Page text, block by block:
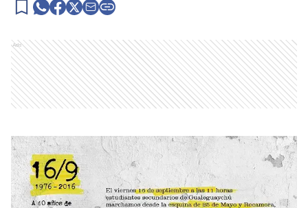
Ads